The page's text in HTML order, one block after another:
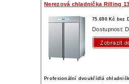
Nerezová chladnička Rilling
75.690 Kč bez
Dostupnost:
Profesionální dvoukřídlá